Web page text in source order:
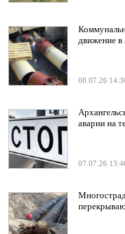
движение в
08.07.26
аварии на
07.07.26